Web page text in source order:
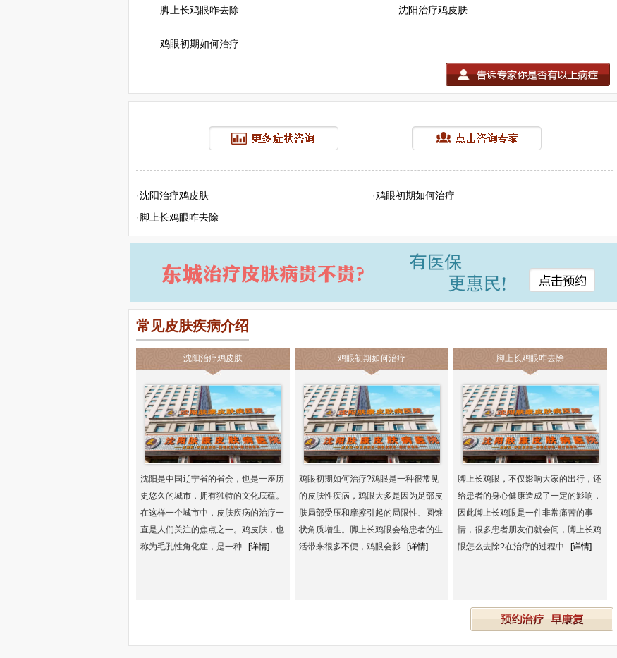
脚上长鸡眼咋去除 沈阳治疗鸡皮肤
鸡眼初期如何治疗
·沈阳治疗鸡皮肤 ·鸡眼初期如何治疗
·脚上长鸡眼咋去除
常见皮肤疾病介绍
沈阳治疗鸡皮肤
沈阳是中国辽宁省的省会，也是一座历
史悠久的城市，拥有独特的文化底蕴。
在这样一个城市中，皮肤疾病的治疗一
直是人们关注的焦点之一。鸡皮肤，也
称为毛孔性角化症，是一种...[详情]
鸡眼初期如何治疗
鸡眼初期如何治疗?鸡眼是一种很常见
的皮肤性疾病，鸡眼大多是因为足部皮
肤局部受压和摩擦引起的局限性、圆锥
状角质增生。脚上长鸡眼会给患者的生
活带来很多不便，鸡眼会影...[详情]
脚上长鸡眼咋去除
脚上长鸡眼，不仅影响大家的出行，还
给患者的身心健康造成了一定的影响，
因此脚上长鸡眼是一件非常痛苦的事
情，很多患者朋友们就会问，脚上长鸡
眼怎么去除?在治疗的过程中...[详情]